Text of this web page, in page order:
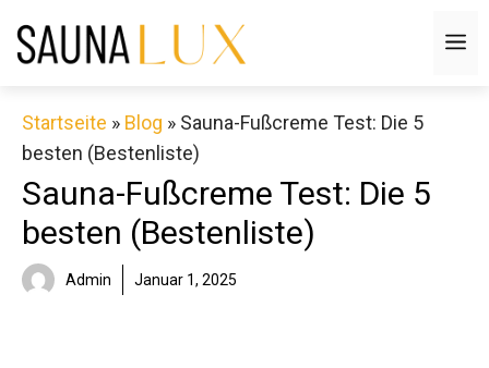
Inhalt
Startseite » Blog » Sauna-Fußcreme Test: Die 5
besten (Bestenliste)
Sauna-Fußcreme Test: Die 5
besten (Bestenliste)
Admin Januar 1, 2025